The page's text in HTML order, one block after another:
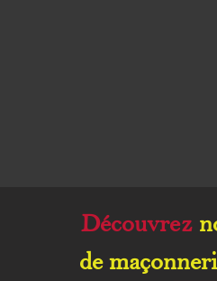
Découvrez
de